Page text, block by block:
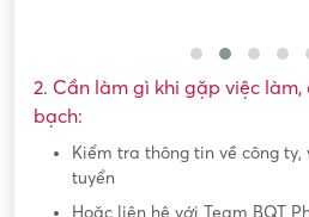
2. Cần làm gì khi gặp việc
bạch:
Kiểm tra thông tin về công
tuyển
Hoặc liên hệ với Team BQT